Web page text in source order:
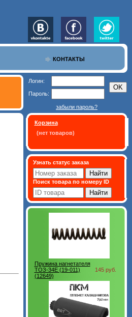
КОНТАКТЫ
Логин:
Пароль:
забыли пароль?
Корзина
(нет товаров)
Узнать статус заказа
Поиск товара по номеру ID
Пружина нагнетателя
ТОЗ-34Е (19-011)
(12649)
145 руб.